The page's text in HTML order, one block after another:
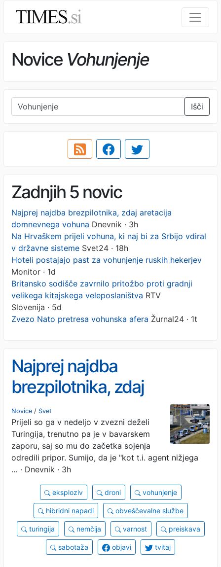
Novice Vohunjenje
Išči
Zadnjih 5 novic
Najprej najdba brezpilotnika, zdaj aretacija
domnevnega vohuna Dnevnik · 3h
Na Hrvaškem prijeli vohuna, ki naj bi za Srbijo vdiral
v državne sisteme Svet24 · 18h
Hoteli postajajo past za vohunjenje ruskih hekerjev
Monitor · 1d
Britansko sodišče zavrnilo pritožbo proti gradnji
velikega kitajskega veleposlaništva RTV
Slovenija · 5d
Zvezo Nato pretresa vohunska afera Žurnal24 · 1t
Najprej najdba
brezpilotnika, zdaj
aretacija domnevnega
vohuna
Novice / Svet
Prijeli so ga v nedeljo v zvezni deželi
Turingija, trenutno pa je v bavarskem
zaporu, saj so mu do začetka sojenja
odredili pripor. Sumijo, da je "kot t.i. agent nižjega
… · Dnevnik · 3h
eksploziv droni vohunjenje
hibridni napadi obveščevalne službe
turingija nemčija varnost preiskava
sabotaža objavi tvitaj